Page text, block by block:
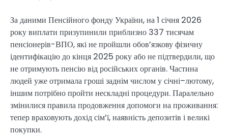
За даними Пенсійного фонду України, на 1 січня 2026
року виплати призупинили приблизно 337 тисячам
пенсіонерів-ВПО, які не пройшли обов’язкову фізичну
ідентифікацію до кінця 2025 року або не підтвердили, що
не отримують пенсію від російських органів. Частина
людей уже отримала гроші заднім числом у січні–лютому,
іншим потрібно пройти нескладні процедури. Паралельно
змінилися правила продовження допомоги на проживання:
тепер враховують дохід сім’ї, наявність депозитів і великі
покупки.